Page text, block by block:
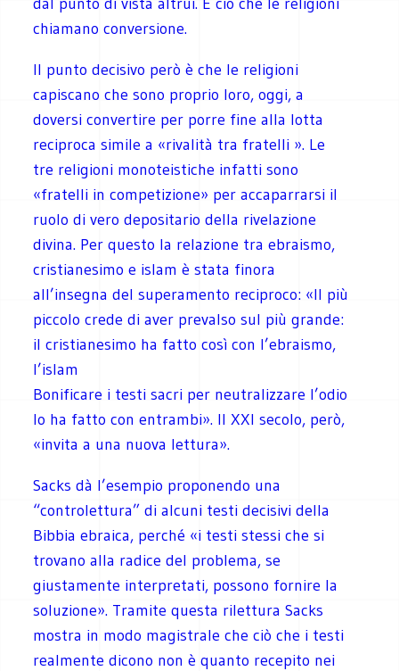
chiamano conversione.
Il punto decisivo però è che le religioni
capiscano che sono proprio loro, oggi, a
doversi convertire per porre fine alla lotta
reciproca simile a «rivalità tra fratelli ». Le
tre religioni monoteistiche infatti sono
«fratelli in competizione» per accaparrarsi il
ruolo di vero depositario della rivelazione
divina. Per questo la relazione tra ebraismo,
cristianesimo e islam è stata finora
all’insegna del superamento reciproco: «Il più
piccolo crede di aver prevalso sul più grande:
il cristianesimo ha fatto così con l’ebraismo,
l’islam
Bonificare i testi sacri per neutralizzare l’odio
lo ha fatto con entrambi». Il XXI secolo, però,
«invita a una nuova lettura».
Sacks dà l’esempio proponendo una
“controlettura” di alcuni testi decisivi della
Bibbia ebraica, perché «i testi stessi che si
trovano alla radice del problema, se
giustamente interpretati, possono fornire la
soluzione». Tramite questa rilettura Sacks
mostra in modo magistrale che ciò che i testi
realmente dicono non è quanto recepito nei